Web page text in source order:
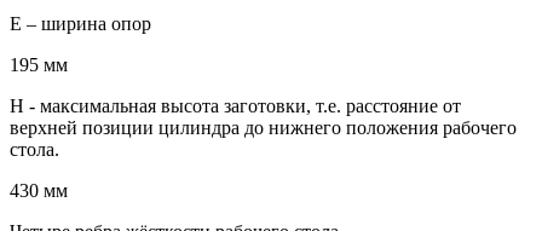
Е – ширина опор
195 мм
H - максимальная высота заготовки, т.е. расстояние от
верхней позиции цилиндра до нижнего положения рабочего
стола.
430 мм